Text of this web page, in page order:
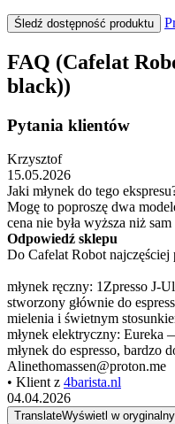
Śledź dostępność produktu
FAQ (Cafelat
black))
Pytania klientów
Krzysztof
15.05.2026
Jaki młynek do tego
Mogę to poproszę dwa
cena nie była wyższa niż
Odpowiedź sklepu
Do Cafelat Robot najczęściej
młynek ręczny: 1Zpresso J-
stworzony głównie do
mielenia i świetnym
młynek elektryczny:
młynek do espresso, bardzo
Alinethomassen@proton.me
• Klient z 4barista.nl
04.04.2026
TranslateWyświetl w